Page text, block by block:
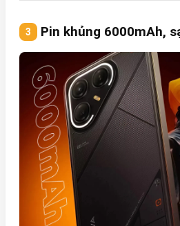
Pin khủng 6000mAh,